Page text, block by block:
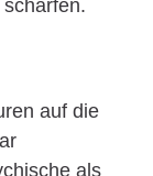
auf die
als